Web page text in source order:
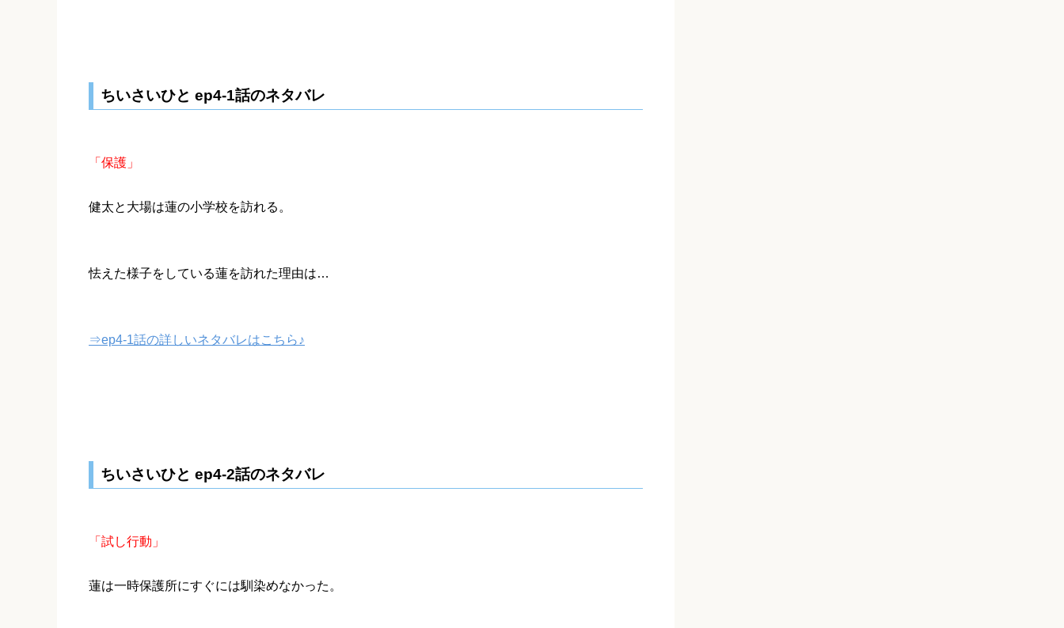
ちいさいひと ep4-1話のネタバレ
「保護」
健太と大場は蓮の小学校を訪れる。
怯えた様子をしている蓮を訪れた理由は…
⇒ep4-1話の詳しいネタバレはこちら♪
ちいさいひと ep4-2話のネタバレ
「試し行動」
蓮は一時保護所にすぐには馴染めなかった。